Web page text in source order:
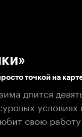
точкой на
длится
условиях
свою работу